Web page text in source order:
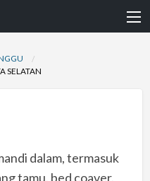
SELATAN
dalam, termasuk
tamu, bed coaver,